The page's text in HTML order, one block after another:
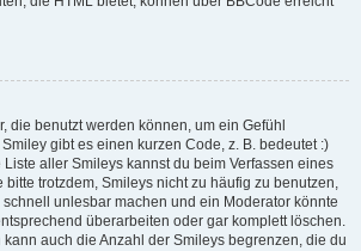
die benutzt werden können, um ein Gefühl
gibt es einen kurzen Code, z. B. bedeutet :)
aller Smileys kannst du beim Verfassen eines
bitte trotzdem, Smileys nicht zu häufig zu benutzen,
unlesbar machen und ein Moderator könnte
überarbeiten oder gar komplett löschen.
auch die Anzahl der Smileys begrenzen, die du